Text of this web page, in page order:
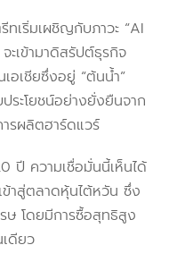
เริ่มเผชิญกับภาวะ “AI
เข้ามาดิสรัปต์ธุรกิจ
อเชียซึ่งอยู่ “ต้นน้ำ”
ระโยชน์อย่างยั่งยืนจาก
รผลิตฮาร์ดแวร์
ปี ความเชื่อมั่นนี้เห็นได้
าสู่ตลาดหุ้นไต้หวัน ซึ่ง
ษ โดยมีการซื้อสุทธิสูง
ดียว